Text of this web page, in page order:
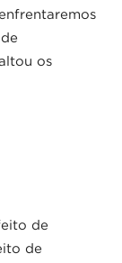
os
de
de